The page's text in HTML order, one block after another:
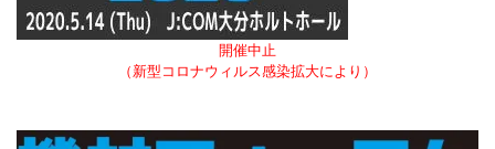
開催中止
（新型コロナウィルス感染拡大により）